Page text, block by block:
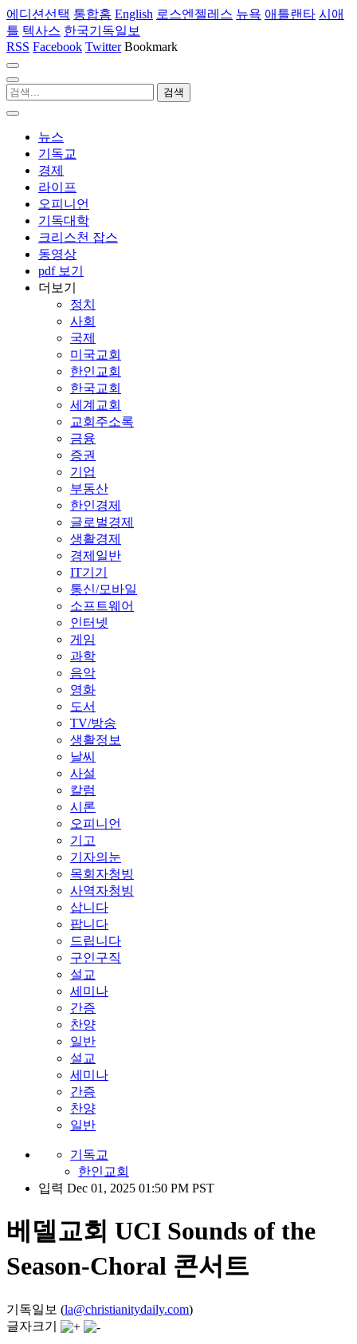
에디션선택 통합홈 English 로스엔젤레스 뉴욕 애틀랜타 시애
틀 텍사스 한국기독일보
RSS Facebook Twitter Bookmark
뉴스
기독교
경제
라이프
오피니언
기독대학
크리스천 잡스
동영상
pdf 보기
더보기
정치
사회
국제
미국교회
한인교회
한국교회
세계교회
교회주소록
금융
증권
기업
부동산
한인경제
글로벌경제
생활경제
경제일반
IT기기
통신/모바일
소프트웨어
인터넷
게임
과학
음악
영화
도서
TV/방송
생활정보
날씨
사설
칼럼
시론
오피니언
기고
기자의눈
목회자청빙
사역자청빙
삽니다
팝니다
드립니다
구인구직
설교
세미나
간증
찬양
일반
설교
세미나
간증
찬양
일반
기독교
한인교회
입력 Dec 01, 2025 01:50 PM PST
베델교회 UCI Sounds of the
Season-Choral 콘서트
기독일보 (la@christianitydaily.com)
글자크기